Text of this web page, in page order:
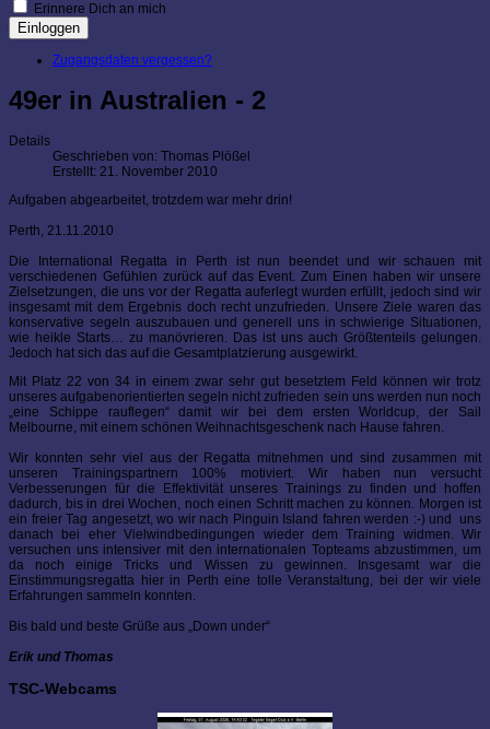
Erinnere Dich an mich
Einloggen
Zugangsdaten vergessen?
49er in Australien - 2
Details
Geschrieben von: Thomas Plößel
Erstellt: 21. November 2010
Aufgaben abgearbeitet, trotzdem war mehr drin!
Perth, 21.11.2010
Die International Regatta in Perth ist nun beendet und wir schauen mit
verschiedenen Gefühlen zurück auf das Event. Zum Einen haben wir unsere
Zielsetzungen, die uns vor der Regatta auferlegt wurden erfüllt, jedoch sind wir
insgesamt mit dem Ergebnis doch recht unzufrieden. Unsere Ziele waren das
konservative segeln auszubauen und generell uns in schwierige Situationen,
wie heikle Starts… zu manövrieren. Das ist uns auch Größtenteils gelungen.
Jedoch hat sich das auf die Gesamtplatzierung ausgewirkt.
Mit Platz 22 von 34 in einem zwar sehr gut besetztem Feld können wir trotz
unseres aufgabenorientierten segeln nicht zufrieden sein uns werden nun noch
„eine Schippe rauflegen“ damit wir bei dem ersten Worldcup, der Sail
Melbourne, mit einem schönen Weihnachtsgeschenk nach Hause fahren.
Wir konnten sehr viel aus der Regatta mitnehmen und sind zusammen mit
unseren Trainingspartnern 100% motiviert. Wir haben nun versucht
Verbesserungen für die Effektivität unseres Trainings zu finden und hoffen
dadurch, bis in drei Wochen, noch einen Schritt machen zu können. Morgen ist
ein freier Tag angesetzt, wo wir nach Pinguin Island fahren werden :-) und uns
danach bei eher Vielwindbedingungen wieder dem Training widmen. Wir
versuchen uns intensiver mit den internationalen Topteams abzustimmen, um
da noch einige Tricks und Wissen zu gewinnen. Insgesamt war die
Einstimmungsregatta hier in Perth eine tolle Veranstaltung, bei der wir viele
Erfahrungen sammeln konnten.
Bis bald und beste Grüße aus „Down under“
Erik und Thomas
TSC-Webcams